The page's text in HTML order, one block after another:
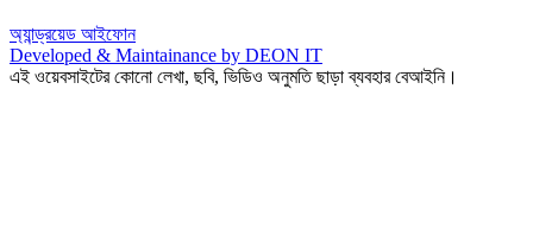
অ্যান্ড্রয়েড আইফোন
Developed & Maintainance by DEON IT
এই ওয়েবসাইটের কোনো লেখা, ছবি, ভিডিও অনুমতি ছাড়া ব্যবহার বেআইনি।